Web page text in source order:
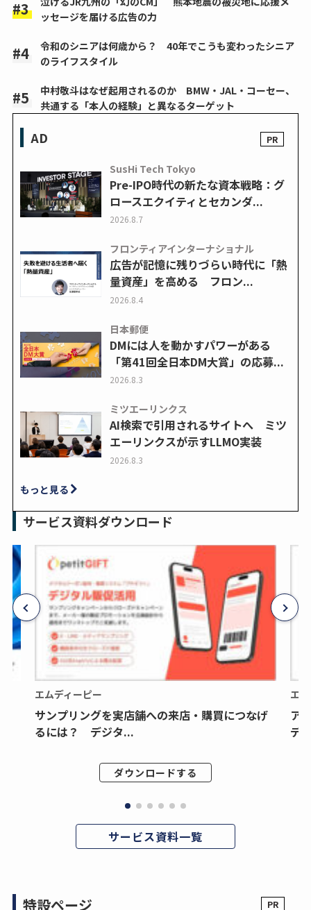
ッセージを届ける広告の力
令和のシニアは何歳から？ 40年でこうも変わったシニア
のライフスタイル
中村敬斗はなぜ起用されるのか BMW・JAL・コーセー、
共通する「本人の経験」と異なるターゲット
AD
SusHi Tech Tokyo
Pre-IPO時代の新たな資本戦略：グ
ロースエクイティとセカンダ...
2026.8.7
フロンティアインターナショナル
広告が記憶に残りづらい時代に「熱
量資産」を高める フロン...
2026.8.4
日本郵便
DMには人を動かすパワーがある
「第41回全日本DM大賞」の応募...
2026.8.3
ミツエーリンクス
AI検索で引用されるサイトへ ミツ
エーリンクスが示すLLMO実装
2026.8.3
もっと見る
サービス資料ダウンロード
エムディーピー
サンプリングを実店舗への来店・購買につなげ
るには？ デジタ...
ダウンロードする
エ
ア
デ
サービス資料一覧
特設ページ